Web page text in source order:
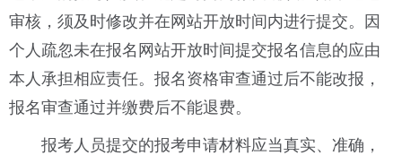
审核，须及时修改并在网站开放时间内进行提交。因
个人疏忽未在报名网站开放时间提交报名信息的应由
本人承担相应责任。报名资格审查通过后不能改报，
报名审查通过并缴费后不能退费。
报考人员提交的报考申请材料应当真实、准确，